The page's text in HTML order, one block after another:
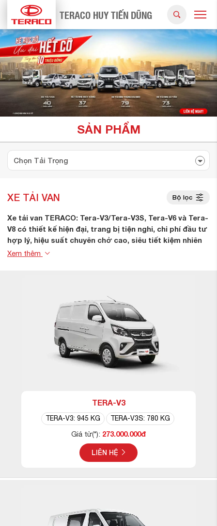
TERACO HUY TIẾN DŨNG
SẢN PHẨM
XE TẢI VAN Bộ lọc
Xe tải van TERACO: Tera-V3/Tera-V3S, Tera-V6 và Tera-
V8 có thiết kế hiện đại, trang bị tiện nghi, chi phí đầu tư
hợp lý, hiệu suất chuyên chở cao, siêu tiết kiệm nhiên
liệu và di chuyển linh hoạt. Tải van TERACO là giải pháp
Xem thêm
TERA-V3
TERA-V3: 945 KG TERA-V3S: 780 KG
Giá từ(*): 273.000.000đ
LIÊN HỆ